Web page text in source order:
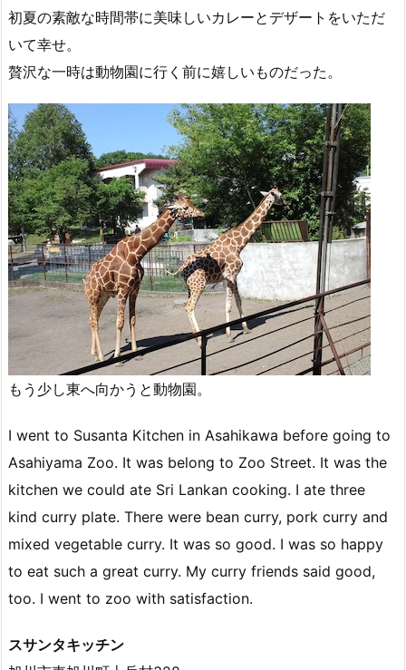
初夏の素敵な時間帯に美味しいカレーとデザートをいただ
いて幸せ。
贅沢な一時は動物園に行く前に嬉しいものだった。
もう少し東へ向かうと動物園。
I went to Susanta Kitchen in Asahikawa before going to
Asahiyama Zoo. It was belong to Zoo Street. It was the
kitchen we could ate Sri Lankan cooking. I ate three
kind curry plate. There were bean curry, pork curry and
mixed vegetable curry. It was so good. I was so happy
to eat such a great curry. My curry friends said good,
too. I went to zoo with satisfaction.
スサンタキッチン